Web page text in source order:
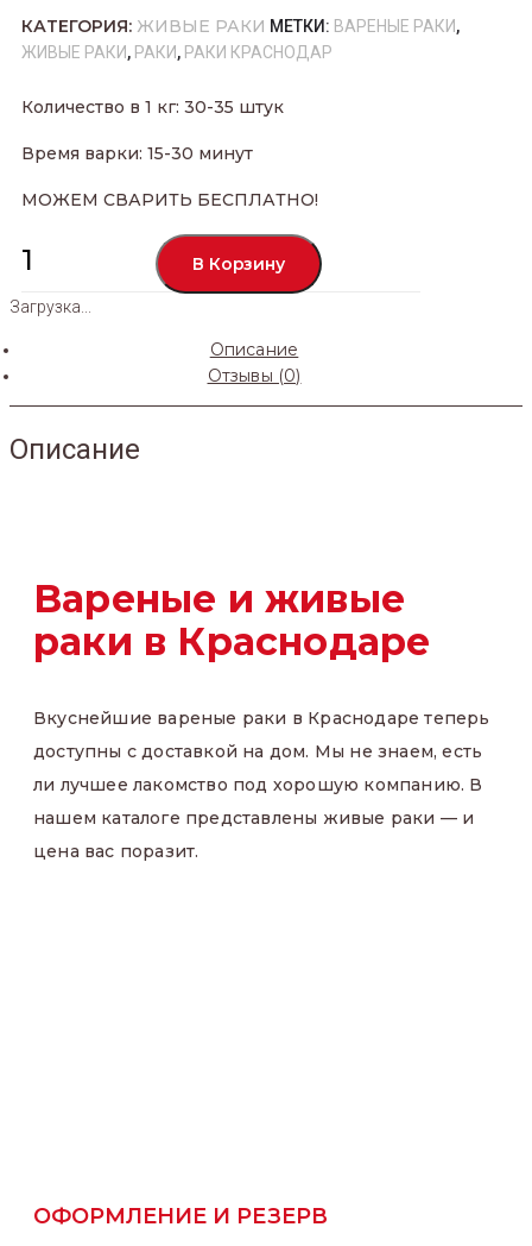
КАТЕГОРИЯ: ЖИВЫЕ РАКИ МЕТКИ: ВАРЕНЫЕ РАКИ,
ЖИВЫЕ РАКИ, РАКИ, РАКИ КРАСНОДАР
Количество в 1 кг: 30-35 штук
Время варки: 15-30 минут
МОЖЕМ СВАРИТЬ БЕСПЛАТНО!
Живые
В Корзину
Загрузка...
Описание
Отзывы (0)
Описание
Вареные и живые
раки в Краснодаре
Вкуснейшие вареные раки в Краснодаре теперь
доступны с доставкой на дом. Мы не знаем, есть
ли лучшее лакомство под хорошую компанию. В
нашем каталоге представлены живые раки — и
цена вас поразит.
ОФОРМЛЕНИЕ И РЕЗЕРВ